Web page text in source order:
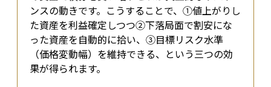
ンスの動きです。こうすることで、①値上がりし
た資産を利益確定しつつ②下落局面で割安にな
った資産を自動的に拾い、③目標リスク水準
（価格変動幅）を維持できる、という三つの効
果が得られます。